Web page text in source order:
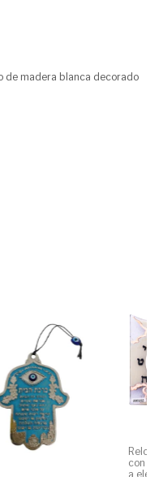
de madera blanca decorado
Reloj
con
a